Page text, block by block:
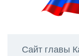
Сайт главы